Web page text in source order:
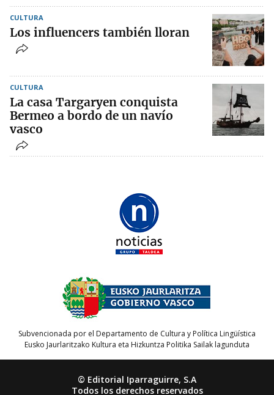
CULTURA
Los influencers también lloran
CULTURA
La casa Targaryen conquista
Bermeo a bordo de un navío
vasco
Subvencionada por el Departamento de Cultura y Política Lingüística
Eusko Jaurlaritzako Kultura eta Hizkuntza Politika Sailak lagunduta
© Editorial Iparraguirre, S.A
Todos los derechos reservados